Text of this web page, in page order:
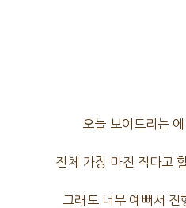
오늘 보여드리는
전체 가장 마진 적다고
그래도 너무 예뻐서 진